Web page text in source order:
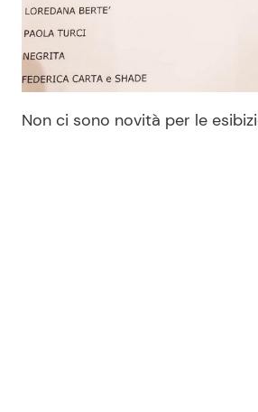
Non ci sono novità per le